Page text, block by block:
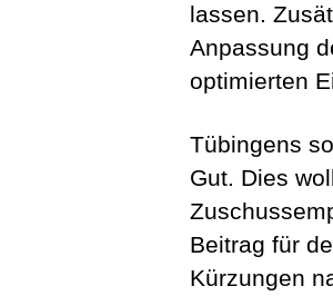
lassen.
Anpassung
optimierten
Tübingens
Gut. Dies
Beitrag für
Kürzungen